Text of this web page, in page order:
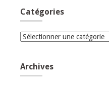
Catégories
Catégories
Archives